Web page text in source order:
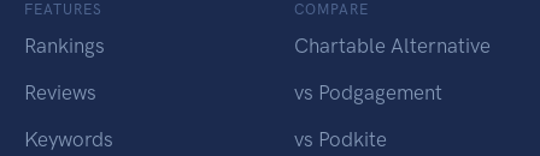
FEATURES
Rankings
Reviews
Keywords
COMPARE
Chartable Alternative
vs Podgagement
vs Podkite